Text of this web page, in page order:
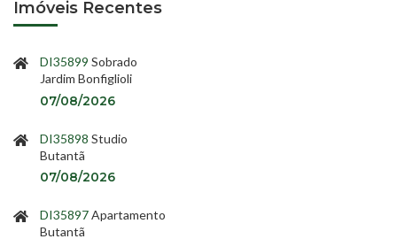
Imóveis Recentes
DI35899 Sobrado
Jardim Bonfiglioli
07/08/2026
DI35898 Studio
Butantã
07/08/2026
DI35897Apartamento
Butantã